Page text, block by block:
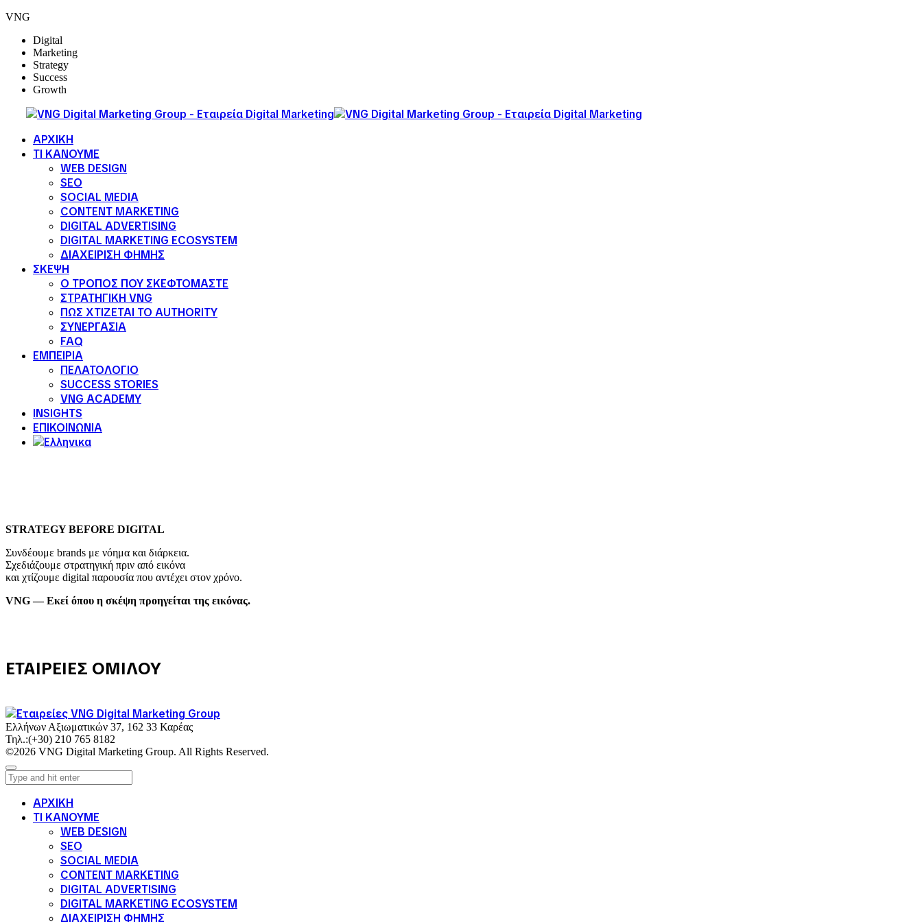
VNG
Digital
Marketing
Strategy
Success
Growth
ΑΡΧΙΚΗ
ΤΙ ΚΑΝΟΥΜΕ
WEB DESIGN
SEO
SOCIAL MEDIA
CONTENT MARKETING
DIGITAL ADVERTISING
DIGITAL MARKETING ECOSYSTEM
ΔΙΑΧΕΙΡΙΣΗ ΦΗΜΗΣ
ΣΚΕΨΗ
Ο ΤΡΟΠΟΣ ΠΟΥ ΣΚΕΦΤΟΜΑΣΤΕ
ΣΤΡΑΤΗΓΙΚΗ VNG
ΠΩΣ ΧΤΙΖΕΤΑΙ ΤΟ AUTHORITY
ΣΥΝΕΡΓΑΣΙΑ
FAQ
ΕΜΠΕΙΡΙΑ
ΠΕΛΑΤΟΛΟΓΙΟ
SUCCESS STORIES
VNG ACADEMY
INSIGHTS
ΕΠΙΚΟΙΝΩΝΙΑ
STRATEGY BEFORE DIGITAL
Συνδέουμε brands με νόημα και διάρκεια.
Σχεδιάζουμε στρατηγική πριν από εικόνα
και χτίζουμε digital παρουσία που αντέχει στον χρόνο.
VNG — Εκεί όπου η σκέψη προηγείται της εικόνας.
ΕΤΑΙΡΕΙΕΣ ΟΜΙΛΟΥ
Ελλήνων Αξιωματικών 37, 162 33 Καρέας
Τηλ.:(+30) 210 765 8182
©2026 VNG Digital Marketing Group. All Rights Reserved.
ΑΡΧΙΚΗ
ΤΙ ΚΑΝΟΥΜΕ
WEB DESIGN
SEO
SOCIAL MEDIA
CONTENT MARKETING
DIGITAL ADVERTISING
DIGITAL MARKETING ECOSYSTEM
ΔΙΑΧΕΙΡΙΣΗ ΦΗΜΗΣ